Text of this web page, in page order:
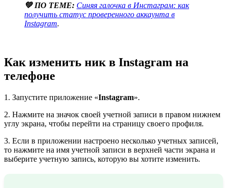
💚 ПО ТЕМЕ: Синяя галочка в Инстаграм: как
получить статус проверенного аккаунта в
Instagram.
Как изменить ник в Instagram на
телефоне
1. Запустите приложение «Instagram».
2. Нажмите на значок своей учетной записи в правом нижнем
углу экрана, чтобы перейти на страницу своего профиля.
3. Если в приложении настроено несколько учетных записей,
то нажмите на имя учетной записи в верхней части экрана и
выберите учетную запись, которую вы хотите изменить.